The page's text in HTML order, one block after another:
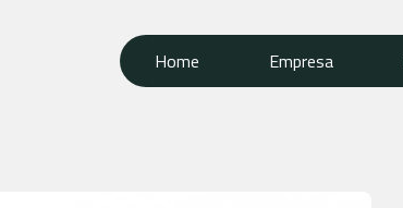
Home Empresa